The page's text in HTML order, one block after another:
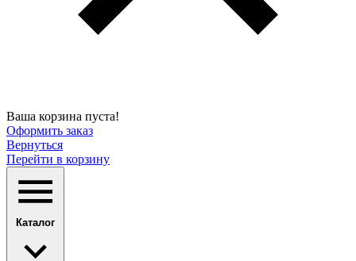
Ваша корзина пуста!
Оформить заказ
Вернуться
Перейти в корзину
Каталог